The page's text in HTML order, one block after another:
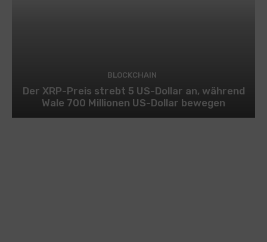
BLOCKCHAIN
Der XRP-Preis strebt 5 US-Dollar an, während
Wale 700 Millionen US-Dollar bewegen